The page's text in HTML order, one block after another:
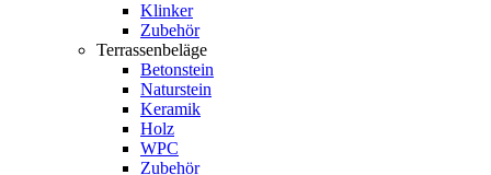
Klinker
Zubehör
Terrassenbeläge
Betonstein
Naturstein
Keramik
Holz
WPC
Zubehör